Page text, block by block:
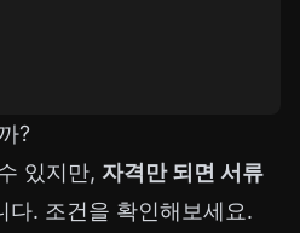
?
있지만, 자격만 되면 서류
다. 조건을 확인해보세요.